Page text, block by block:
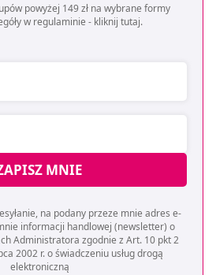
powyżej 149 zł na wybrane formy
w regulaminie - kliknij tutaj.
MNIE
na podany przeze mnie adres e-
informacji handlowej (newsletter) o
Administratora zgodnie z Art. 10 pkt 2
2002 r. o świadczeniu usług drogą
elektroniczną